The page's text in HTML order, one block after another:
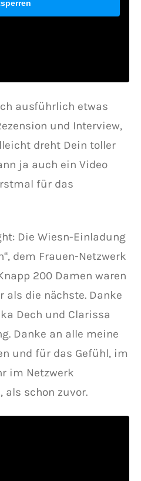
ausführlich etwas
und Interview,
dreht Dein toller
ja auch ein Video
für das
Die Wiesn-Einladung
dem Frauen-Netzwerk
200 Damen waren
als die nächste. Danke
Dech und Clarissa
Danke an alle meine
und für das Gefühl, im
im Netzwerk
als schon zuvor.